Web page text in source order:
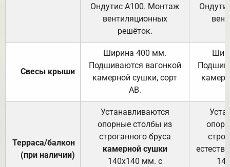
Ондутис А100. Монтаж
вентиляционных
решёток.
Свесы крыши
Ширина 400 мм.
Подшиваются вагонкой
камерной сушки, сорт
АВ.
Терраса/балкон
(при наличии)
Устанавливаются
опорные столбы из
строганного бруса
камерной сушки
140х140 мм. с